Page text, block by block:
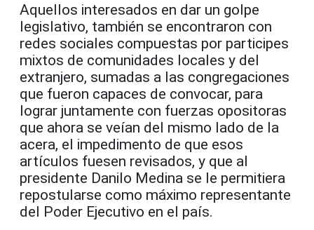
Aquellos interesados en dar un golpe
legislativo, también se encontraron con
redes sociales compuestas por participes
mixtos de comunidades locales y del
extranjero, sumadas a las congregaciones
que fueron capaces de convocar, para
lograr juntamente con fuerzas opositoras
que ahora se veían del mismo lado de la
acera, el impedimento de que esos
artículos fuesen revisados, y que al
presidente Danilo Medina se le permitiera
repostularse como máximo representante
del Poder Ejecutivo en el país.